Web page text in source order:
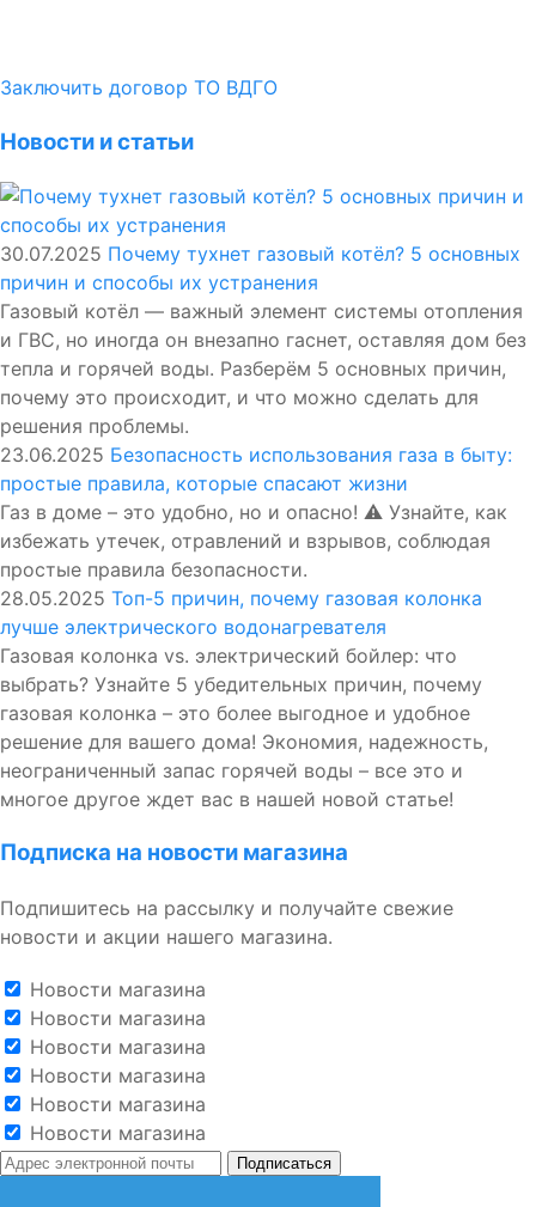
Заключить договор ТО ВДГО
Новости и статьи
30.07.2025 Почему тухнет газовый котёл? 5 основных
причин и способы их устранения
Газовый котёл — важный элемент системы отопления
и ГВС, но иногда он внезапно гаснет, оставляя дом без
тепла и горячей воды. Разберём 5 основных причин,
почему это происходит, и что можно сделать для
решения проблемы.
23.06.2025 Безопасность использования газа в быту:
простые правила, которые спасают жизни
Газ в доме – это удобно, но и опасно! ⚠️ Узнайте, как
избежать утечек, отравлений и взрывов, соблюдая
простые правила безопасности.
28.05.2025 Топ-5 причин, почему газовая колонка
лучше электрического водонагревателя
Газовая колонка vs. электрический бойлер: что
выбрать? Узнайте 5 убедительных причин, почему
газовая колонка – это более выгодное и удобное
решение для вашего дома! Экономия, надежность,
неограниченный запас горячей воды – все это и
многое другое ждет вас в нашей новой статье!
Подписка на новости магазина
Подпишитесь на рассылку и получайте свежие
новости и акции нашего магазина.
Новости магазина
Новости магазина
Новости магазина
Новости магазина
Новости магазина
Новости магазина